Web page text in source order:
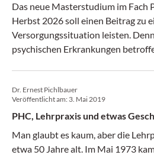
Das neue Masterstudium im Fach
Herbst 2026 soll einen Beitrag zu
Versorgungssituation leisten.
psychischen Erkrankungen
Dr. Ernest Pichlbauer
Veröffentlicht am: 3. Mai 2019
PHC, Lehrpraxis und etwas
Man glaubt es kaum, aber die
etwa 50 Jahre alt. Im Mai 1973